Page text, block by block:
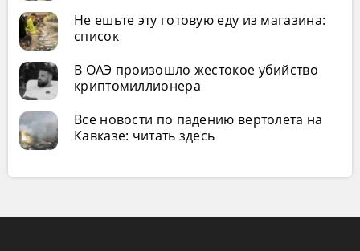
Не ешьте эту готовую еду из магазина:
список
В ОАЭ произошло жестокое убийство
криптомиллионера
Все новости по падению вертолета на
Кавказе: читать здесь